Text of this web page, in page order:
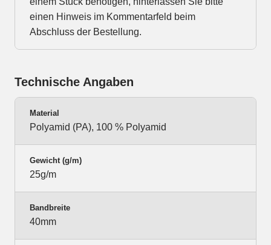
einen Hinweis im Kommentarfeld beim
Abschluss der Bestellung.
Technische Angaben
Material
Polyamid (PA), 100 % Polyamid
Gewicht (g/m)
25g/m
Bandbreite
40mm